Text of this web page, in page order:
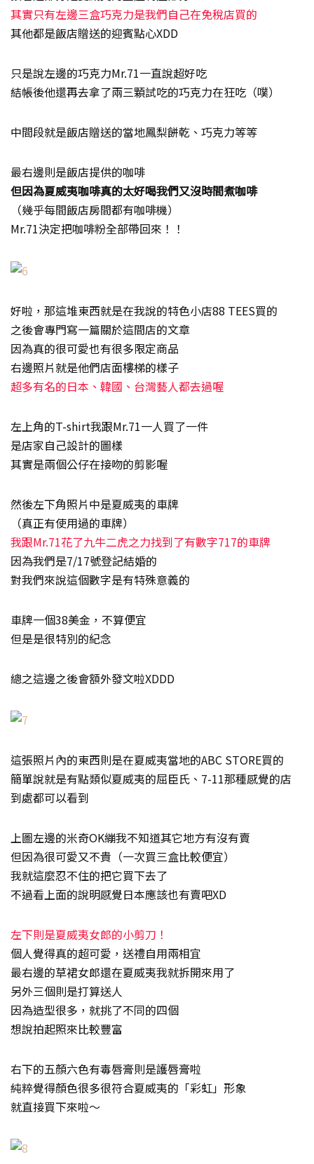
其實只有左邊三盒巧克力是我們自己在免稅店買的
其他都是飯店贈送的迎賓點心XDD
只是說左邊的巧克力Mr.71一直說超好吃
結帳後他還再去拿了兩三顆試吃的巧克力在狂吃（噗）
中間段就是飯店贈送的當地鳳梨餅乾、巧克力等等
最右邊則是飯店提供的咖啡
但因為夏威夷咖啡真的太好喝我們又沒時間煮咖啡
（幾乎每間飯店房間都有咖啡機）
Mr.71決定把咖啡粉全部帶回來！！
好啦，那這堆東西就是在我說的特色小店88 TEES買的
之後會專門寫一篇關於這間店的文章
因為真的很可愛也有很多限定商品
右邊照片就是他們店面樓梯的樣子
超多有名的日本、韓國、台灣藝人都去過喔
左上角的T-shirt我跟Mr.71一人買了一件
是店家自己設計的圖樣
其實是兩個公仔在接吻的剪影喔
然後左下角照片中是夏威夷的車牌
（真正有使用過的車牌）
我跟Mr.71花了九牛二虎之力找到了有數字717的車牌
因為我們是7/17號登記結婚的
對我們來說這個數字是有特殊意義的
車牌一個38美金，不算便宜
但是是很特別的紀念
總之這邊之後會額外發文啦XDDD
這張照片內的東西則是在夏威夷當地的ABC STORE買的
簡單說就是有點類似夏威夷的屈臣氏、7-11那種感覺的店
到處都可以看到
上圖左邊的米奇OK繃我不知道其它地方有沒有賣
但因為很可愛又不貴（一次買三盒比較便宜）
我就這麼忍不住的把它買下去了
不過看上面的說明感覺日本應該也有賣吧XD
左下則是夏威夷女郎的小剪刀！
個人覺得真的超可愛，送禮自用兩相宜
最右邊的草裙女郎還在夏威夷我就拆開來用了
另外三個則是打算送人
因為造型很多，就挑了不同的四個
想說拍起照來比較豐富
右下的五顏六色有毒唇膏則是護唇膏啦
純粹覺得顏色很多很符合夏威夷的「彩虹」形象
就直接買下來啦～